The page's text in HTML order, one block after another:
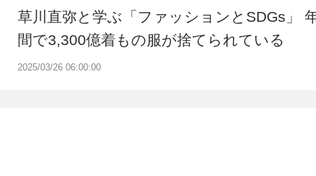
2025/03/26 06:00:00
草川直弥と学ぶ「ファッションとSDGs」
間で3,300億着もの服が捨てられている